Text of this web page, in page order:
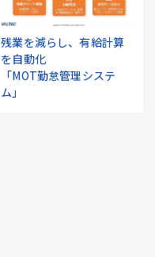
残業を減らし、有給計算
を自動化
「MOT勤怠管理システ
ム」